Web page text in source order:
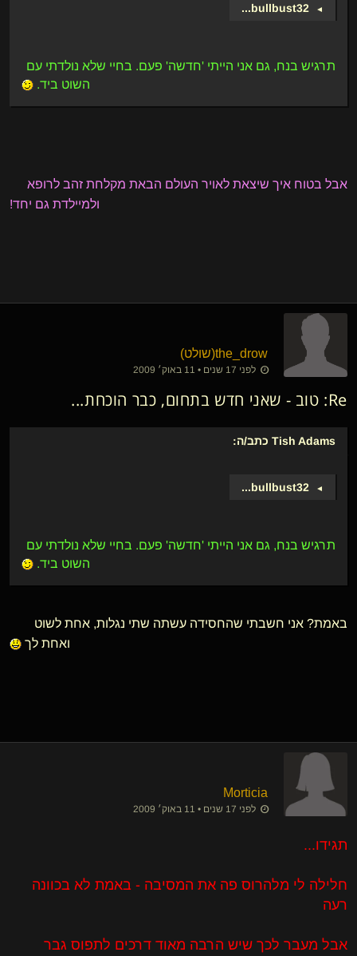
►
bullbust32
...
תרגיש בנח, גם אני הייתי 'חדשה' פעם. בחיי שלא נולדתי עם
השוט ביד.
אבל בטוח איך שיצאת לאויר העולם הבאת מקלחת זהב לרופא
ולמיילדת גם יחד!
the_drow​(שולט)
לפני 17 שנים • 11 באוק׳ 2009
Re: טוב - שאני חדש בתחום, כבר הוכחת...
Tish Adams כתב/ה:
►
bullbust32
...
תרגיש בנח, גם אני הייתי 'חדשה' פעם. בחיי שלא נולדתי עם
השוט ביד.
באמת? אני חשבתי שהחסידה עשתה שתי נגלות, אחת לשוט
ואחת לך
Morticia
לפני 17 שנים • 11 באוק׳ 2009
תגידו...
חלילה לי מלהרוס פה את המסיבה - באמת לא בכוונה
רעה
אבל מעבר לכך שיש הרבה מאוד דרכים לתפוס גבר